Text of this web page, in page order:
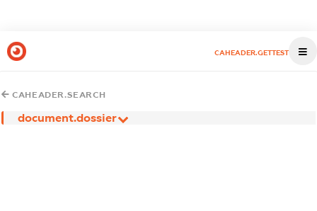
CAHEADER.GETTEST
CAHEADER.SEARCH
document.dossier